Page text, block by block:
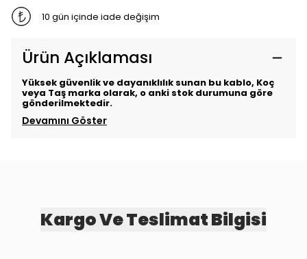
10 gün içinde iade değişim
Ürün Açıklaması
Yüksek güvenlik ve dayanıklılık sunan bu kablo, Koç
veya Taş marka olarak, o anki stok durumuna göre
gönderilmektedir.
Devamını Göster
Kargo Ve Teslimat Bilgisi